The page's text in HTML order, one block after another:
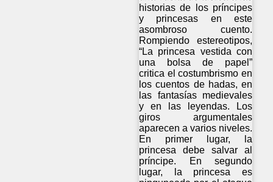
historias de los príncipes
y princesas en este
asombroso cuento.
Rompiendo estereotipos,
“La princesa vestida con
una bolsa de papel”
critica el costumbrismo en
los cuentos de hadas, en
las fantasías medievales
y en las leyendas. Los
giros argumentales
aparecen a varios niveles.
En primer lugar, la
princesa debe salvar al
príncipe. En segundo
lugar, la princesa es